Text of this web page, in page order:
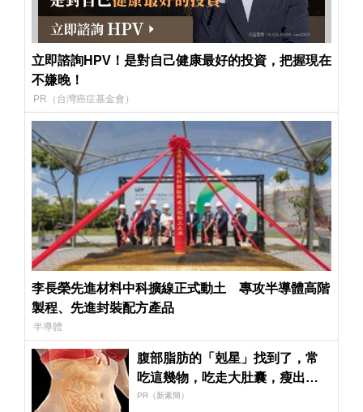
立即諮詢HPV！是對自己健康最好的投資，把握現在
不嫌晚！
PR（台灣癌症基金會）
李長榮先進材料中科擴線正式動土 專攻半導體高階
製程、先進封裝配方產品
半導體
腹部脂肪的「剋星」找到了，常
吃這幾物，吃走大肚囊，瘦出小
蠻腰
PR（新素簡）